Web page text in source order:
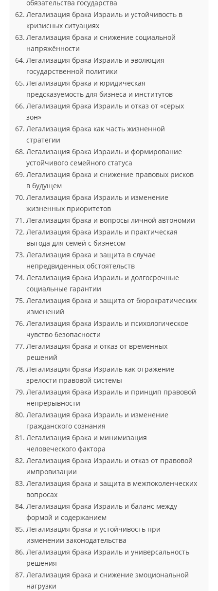
обязательства государства
Легализация брака Израиль и устойчивость в
кризисных ситуациях
Легализация брака и снижение социальной
напряжённости
Легализация брака Израиль и эволюция
государственной политики
Легализация брака и юридическая
предсказуемость для бизнеса и институтов
Легализация брака Израиль и отказ от «серых
зон»
Легализация брака как часть жизненной
стратегии
Легализация брака Израиль и формирование
устойчивого семейного статуса
Легализация брака и снижение правовых рисков
в будущем
Легализация брака Израиль и изменение
жизненных приоритетов
Легализация брака и вопросы личной автономии
Легализация брака Израиль и практическая
выгода для семей с бизнесом
Легализация брака и защита в случае
непредвиденных обстоятельств
Легализация брака Израиль и долгосрочные
социальные гарантии
Легализация брака и защита от бюрократических
изменений
Легализация брака Израиль и психологическое
чувство безопасности
Легализация брака и отказ от временных
решений
Легализация брака Израиль как отражение
зрелости правовой системы
Легализация брака Израиль и принцип правовой
непрерывности
Легализация брака Израиль и изменение
гражданского сознания
Легализация брака и минимизация
человеческого фактора
Легализация брака Израиль и отказ от правовой
импровизации
Легализация брака и защита в межпоколенческих
вопросах
Легализация брака Израиль и баланс между
формой и содержанием
Легализация брака и устойчивость при
изменении законодательства
Легализация брака Израиль и универсальность
решения
Легализация брака и снижение эмоциональной
нагрузки